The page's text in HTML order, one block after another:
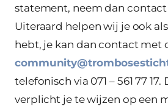
statement, neem dan
Uiteraard helpen wij je ook
hebt, je kan dan contact met
telefonisch via 071 – 561 77
verplicht je te wijzen op een